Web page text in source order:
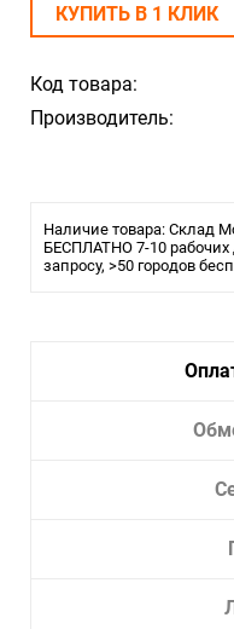
Код товара:
Производитель:
Наличие товара: Склад
БЕСПЛАТНО 7-10 рабочих
запросу, >50 городов
КУПИТЬ В 1 КЛИК